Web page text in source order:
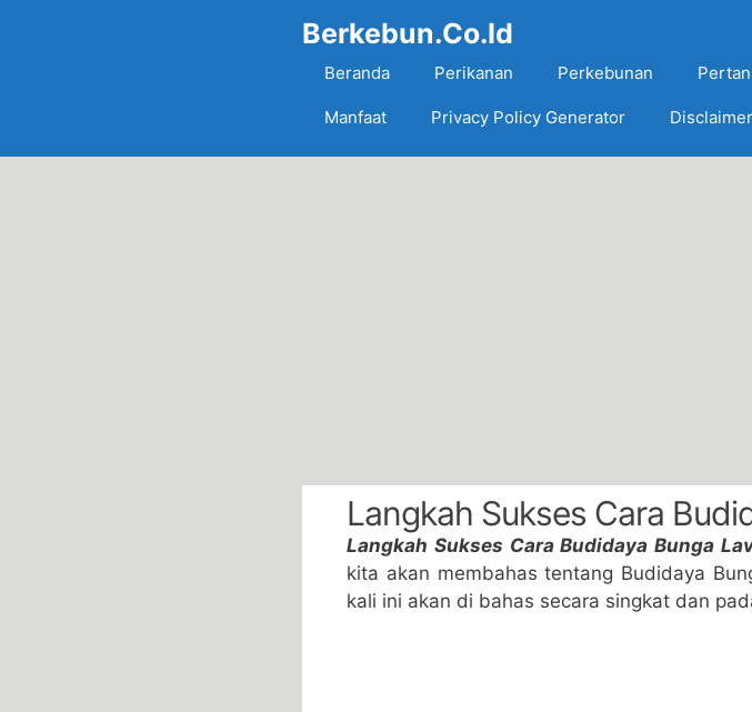
Berkebun.Co.Id
Beranda Perikanan Perkebunan
Manfaat Privacy Policy Generator
Langkah Sukses Cara
Langkah Sukses Cara Budidaya Bunga
kita akan membahas tentang Budidaya
kali ini akan di bahas secara singkat dan